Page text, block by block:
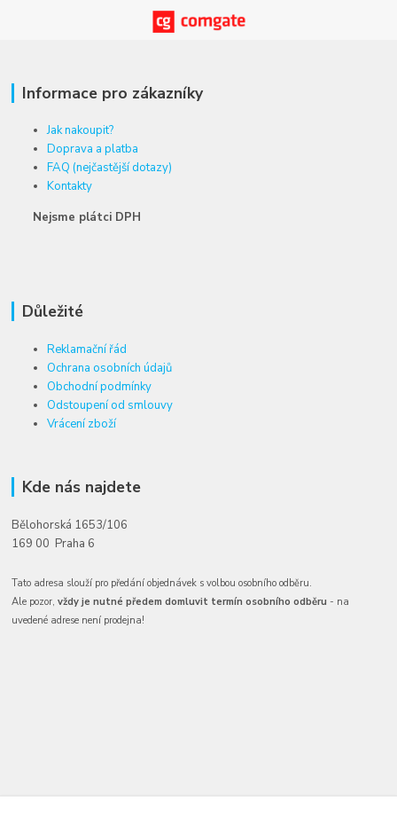
Informace pro zákazníky
Jak nakoupit?
Doprava a platba
FAQ (nejčastější dotazy)
Kontakty
Nejsme plátci DPH
Důležité
Reklamační řád
Ochrana osobních údajů
Obchodní podmínky
Odstoupení od smlouvy
Vrácení zboží
Kde nás najdete
Bělohorská 1653/106
169 00 Praha 6
Tato adresa slouží pro předání objednávek s volbou osobního odběru.
Ale pozor,vždy je nutné předem domluvit termín osobního odběru - na
uvedené adrese není prodejna!